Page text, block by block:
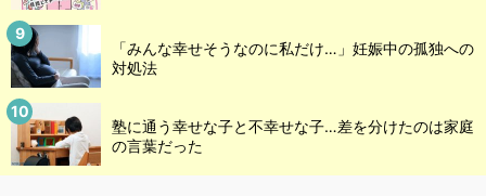
「みんな幸せそうなのに私だけ…」妊娠中の孤独への
対処法
塾に通う幸せな子と不幸せな子…差を分けたのは家庭
の言葉だった